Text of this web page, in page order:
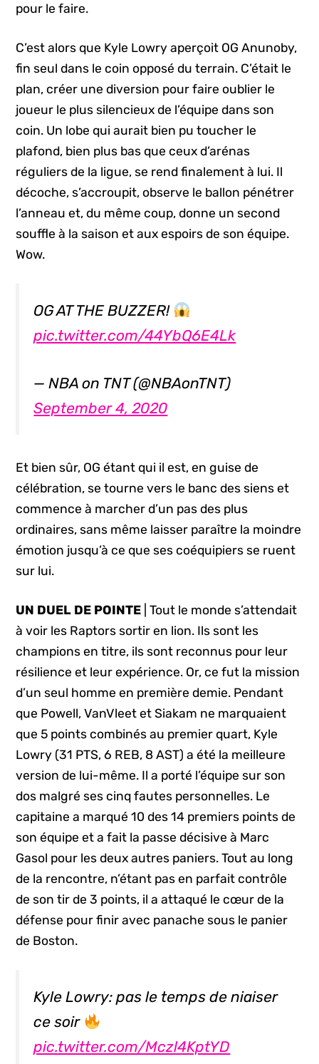
pour le faire.
C’est alors que Kyle Lowry aperçoit OG Anunoby,
fin seul dans le coin opposé du terrain. C’était le
plan, créer une diversion pour faire oublier le
joueur le plus silencieux de l’équipe dans son
coin. Un lobe qui aurait bien pu toucher le
plafond, bien plus bas que ceux d’arénas
réguliers de la ligue, se rend finalement à lui. Il
décoche, s’accroupit, observe le ballon pénétrer
l’anneau et, du même coup, donne un second
souffle à la saison et aux espoirs de son équipe.
Wow.
OG AT THE BUZZER!
pic.twitter.com/44YbQ6E4Lk
— NBA on TNT (@NBAonTNT)
September 4, 2020
Et bien sûr, OG étant qui il est, en guise de
célébration, se tourne vers le banc des siens et
commence à marcher d’un pas des plus
ordinaires, sans même laisser paraître la moindre
émotion jusqu’à ce que ses coéquipiers se ruent
sur lui.
UN DUEL DE POINTE | Tout le monde s’attendait
à voir les Raptors sortir en lion. Ils sont les
champions en titre, ils sont reconnus pour leur
résilience et leur expérience. Or, ce fut la mission
d’un seul homme en première demie. Pendant
que Powell, VanVleet et Siakam ne marquaient
que 5 points combinés au premier quart, Kyle
Lowry (31 PTS, 6 REB, 8 AST) a été la meilleure
version de lui-même. Il a porté l’équipe sur son
dos malgré ses cinq fautes personnelles. Le
capitaine a marqué 10 des 14 premiers points de
son équipe et a fait la passe décisive à Marc
Gasol pour les deux autres paniers. Tout au long
de la rencontre, n’étant pas en parfait contrôle
de son tir de 3 points, il a attaqué le cœur de la
défense pour finir avec panache sous le panier
de Boston.
Kyle Lowry: pas le temps de niaiser
ce soir
pic.twitter.com/Mczl4KptYD